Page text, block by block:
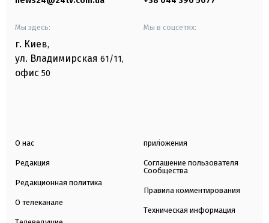
Мы здесь:
г. Киев,
ул. Владимирская 61/11,
офис 50
Мы в соцсетях:
О нас
Редакция
Редакционная политика
О телеканале
приложения
Соглашение пользователя
Сообщества
Правила комментирования
Техническая информация